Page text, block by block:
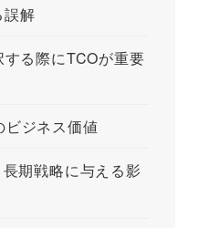
誤解
る際にTCOが重要
ジネス価値
期戦略に与える影